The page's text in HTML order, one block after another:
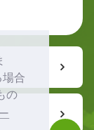
合
の